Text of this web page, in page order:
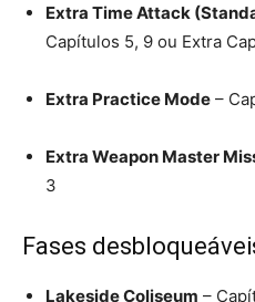
Extra Time Attack
Capítulos 5, 9 ou Extra
Extra Practice Mode –
Extra Weapon Master
3
Fases
Lakeside Coliseum –